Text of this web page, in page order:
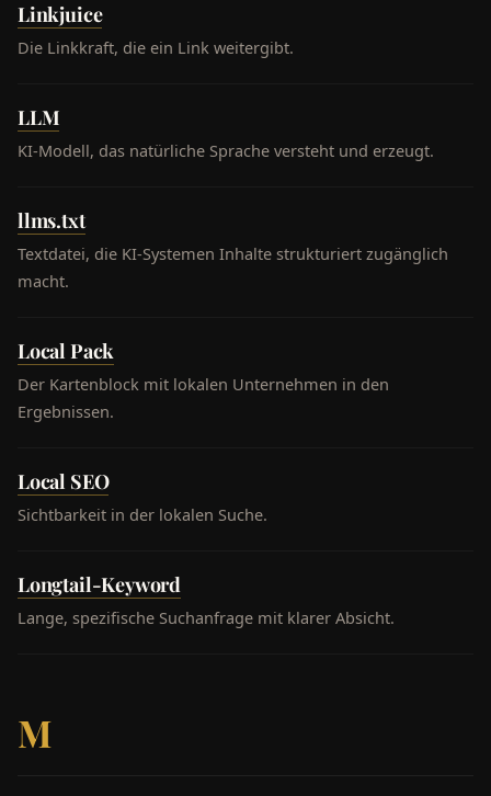
Linkjuice
Die Linkkraft, die ein Link weitergibt.
LLM
KI-Modell, das natürliche Sprache versteht und erzeugt.
llms.txt
Textdatei, die KI-Systemen Inhalte strukturiert zugänglich
macht.
Local Pack
Der Kartenblock mit lokalen Unternehmen in den
Ergebnissen.
Local SEO
Sichtbarkeit in der lokalen Suche.
Longtail-Keyword
Lange, spezifische Suchanfrage mit klarer Absicht.
M